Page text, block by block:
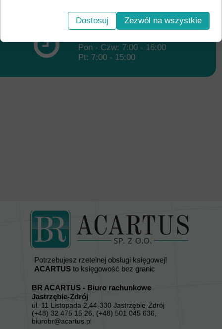
Pon - Czw: 7:00 - 16:00
Pt: 7:00 - 15:00
Potrzebujesz rzetelnej obsługi księgowej!
ACARTUS to księgowość bez granic
BR ACARTUS - Biuro rachunkowe
Jastrzębie-Zdrój
ul. 11 Listopada 2,44-330 Jastrzębie-Zdrój
(+48) 32 475 15 26, (+48) 501 045 636,
biurobr@acartus.pl
Dostosuj Zezwól na wszystkie